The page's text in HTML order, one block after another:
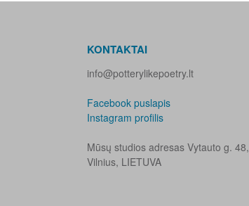
KONTAKTAI
info@potterylikepoetry.lt
Facebook puslapis
Instagram profilis
Mūsų studios adresas Vytauto g. 48,
Vilnius, LIETUVA